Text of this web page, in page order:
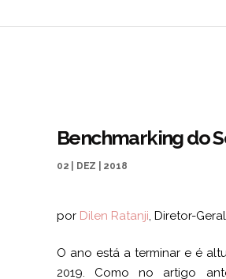
Benchmarking do
02 | DEZ | 2018
por Dilen Ratanji, Diretor-
O ano está a terminar e é
2019. Como no artigo